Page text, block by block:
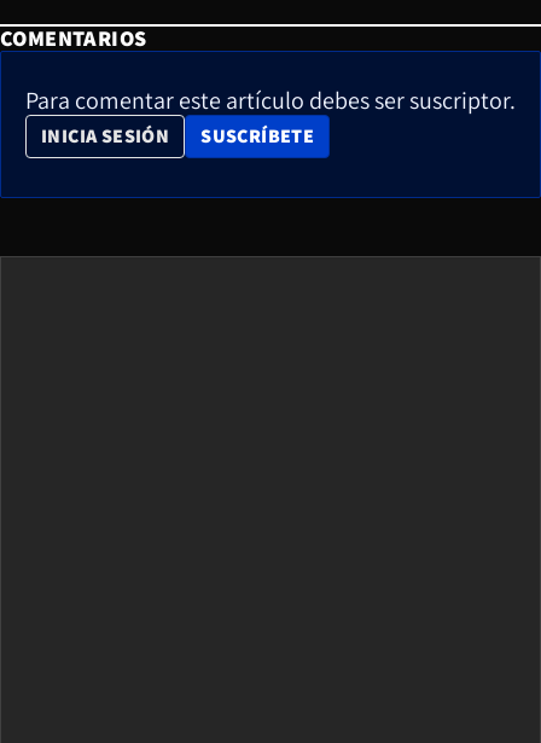
COMENTARIOS
Para comentar este artículo debes ser suscriptor.
INICIA SESIÓN SUSCRÍBETE
OPENS IN NEW WINDOW